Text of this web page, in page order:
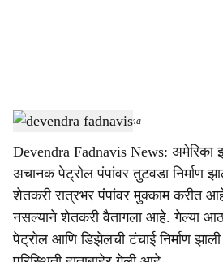
a
r
e
devendra fadnavis -sarkarnama
Devendra Fadnavis News: अमेरिका
अचानक पेट्रोल पंपांवर तुटवडा निर्माण
शेतकरी रात्रभर पंपांवर मुक्काम करीत
नसल्याने शेतकरी वैतागला आहे. गेल्या
पेट्रोल आणि डिझेलची टंचाई निर्माण